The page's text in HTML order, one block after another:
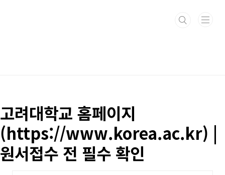
고려대학교 홈페이지
(https://www.korea.ac.kr) |
원서접수 전 필수 확인